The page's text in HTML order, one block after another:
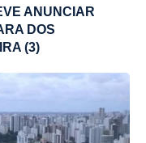
ANUNCIAR
DOS
(3)